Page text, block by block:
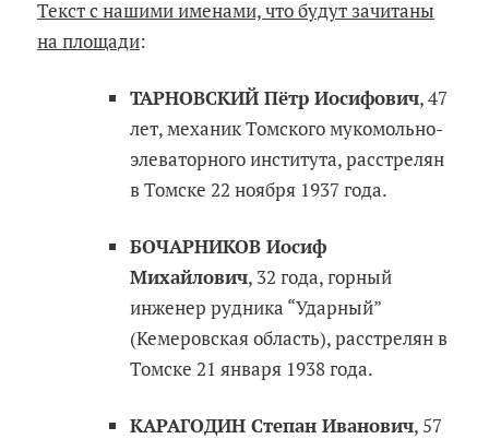
Текст с нашими именами, что будут зачитаны
на площади:
ТАРНОВСКИЙ Пётр Иосифович, 47
лет, механик Томского мукомольно-
элеваторного института, расстрелян
в Томске 22 ноября 1937 года.
БОЧАРНИКОВ Иосиф
Михайлович, 32 года, горный
инженер рудника “Ударный”
(Кемеровская область), расстрелян в
Томске 21 января 1938 года.
КАРАГОДИН Степан Иванович, 57